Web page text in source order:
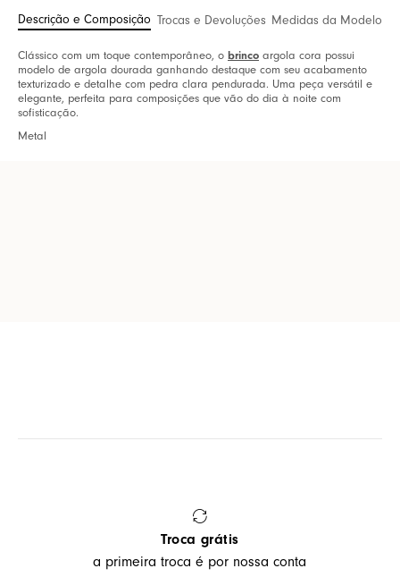
Descrição e Composição Trocas e Devoluções Medidas da Modelo
Clássico com um toque contemporâneo, o brinco argola cora possui
modelo de argola dourada ganhando destaque com seu acabamento
texturizado e detalhe com pedra clara pendurada. Uma peça versátil e
elegante, perfeita para composições que vão do dia à noite com
sofisticação.
Metal
Troca grátis
a primeira troca é por nossa conta